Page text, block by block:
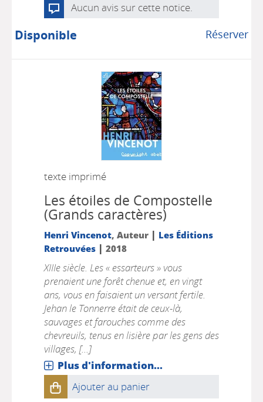
Aucun avis sur cette notice.
Réserver
Disponible
texte imprimé
Les étoiles de Compostelle
(Grands caractères)
Henri Vincenot, Auteur | Les Éditions
Retrouvées| 2018
XIIIe siècle. Les « essarteurs » vous
prenaient une forêt chenue et, en vingt
ans, vous en faisaient un versant fertile.
Jehan le Tonnerre était de ceux-là,
sauvages et farouches comme des
chevreuils, tenus en lisière par les gens des
villages, [...]
Plus d'information...
Ajouter au panier